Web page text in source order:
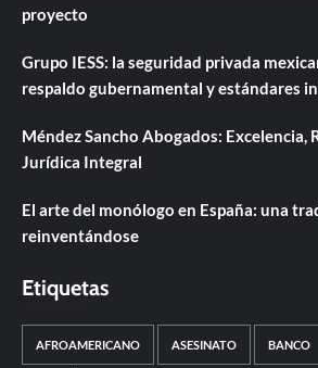
proyecto
Grupo IESS: la seguridad privada
respaldo gubernamental y estándares
Méndez Sancho Abogados: Excelencia,
Jurídica Integral
El arte del monólogo en España: una
reinventándose
Etiquetas
AFROAMERICANO ASESINATO BANCO